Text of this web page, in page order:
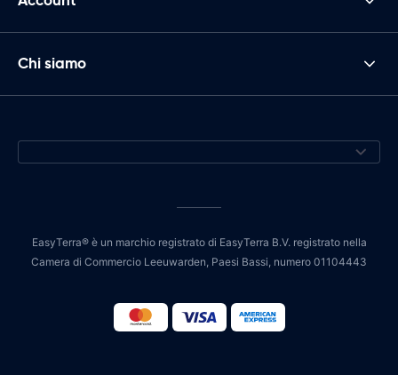
Chi siamo
EasyTerra® è un marchio registrato di EasyTerra B.V. registrato nella
Camera di Commercio Leeuwarden, Paesi Bassi, numero 01104443